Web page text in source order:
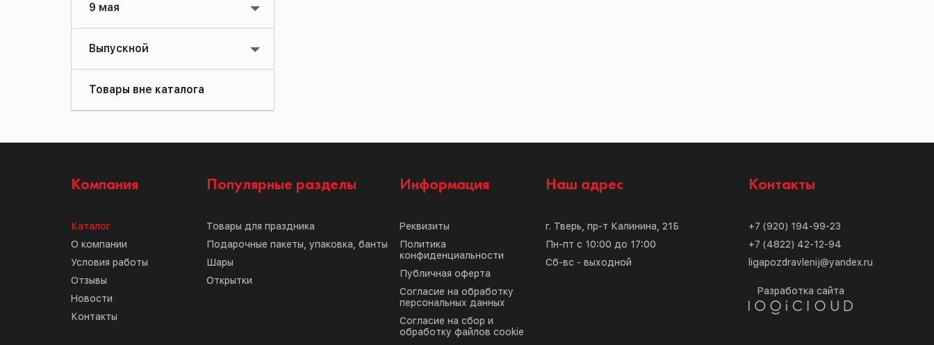
9 мая
Выпускной
Товары вне каталога
Компания
Каталог
О компании
Условия работы
Отзывы
Новости
Контакты
Популярные разделы
Товары для праздника
Подарочные пакеты, упаковка, банты
Шары
Открытки
Информация
Реквизиты
Политика
конфиденциальности
Публичная оферта
Согласие на обработку
персональных данных
Согласие на сбор и
обработку файлов cookie
Наш адрес
г. Тверь, пр-т Калинина, 21Б
Пн-пт с 10:00 до 17:00
Сб-вс - выходной
Контакты
+7 (920) 194-99-23
+7 (4822) 42-12-94
ligapozdravlenij@yandex.ru
Разработка сайта